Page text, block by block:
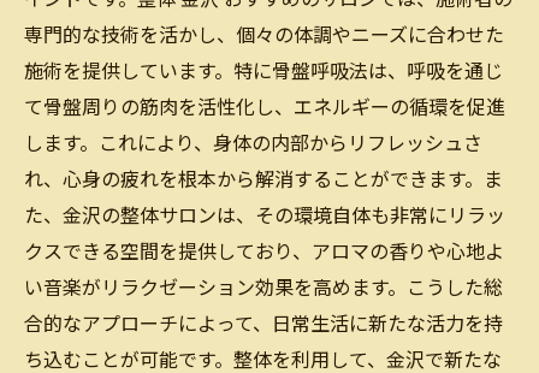
専門的な技術を活かし、個々の体調やニーズに合わせた
施術を提供しています。特に骨盤呼吸法は、呼吸を通じ
て骨盤周りの筋肉を活性化し、エネルギーの循環を促進
します。これにより、身体の内部からリフレッシュさ
れ、心身の疲れを根本から解消することができます。ま
た、金沢の整体サロンは、その環境自体も非常にリラッ
クスできる空間を提供しており、アロマの香りや心地よ
い音楽がリラクゼーション効果を高めます。こうした総
合的なアプローチによって、日常生活に新たな活力を持
ち込むことが可能です。整体を利用して、金沢で新たな